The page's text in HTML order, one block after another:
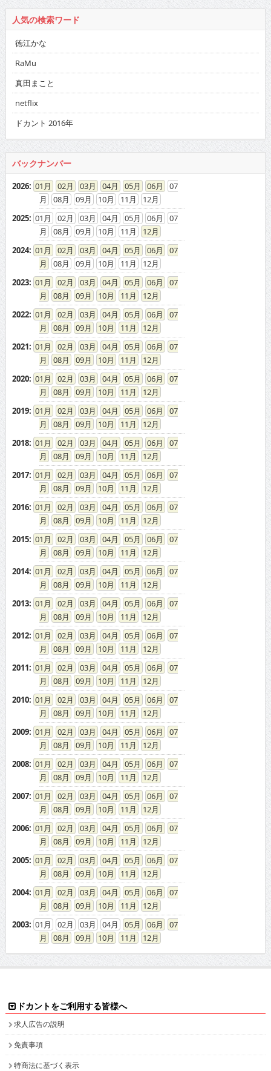
人気の検索ワード
徳江かな
RaMu
真田まこと
netflix
ドカント 2016年
バックナンバー
2026: 01 02 03 04 05 06
07
08
09 10 11
12
2025: 01 02 03 04 05 06
07
08
09 10 11
12
2024: 01 02 03 04 05 06
07
08
09 10 11
12
2023: 01 02 03 04 05 06
07
08
09 10 11
12
2022: 01 02 03 04 05 06
07
08
09 10 11
12
2021: 01 02 03 04 05 06
07
08
09 10 11
12
2020: 01 02 03 04 05 06
07
08
09 10 11
12
2019: 01 02 03 04 05 06
07
08
09 10 11
12
2018: 01 02 03 04 05 06
07
08
09 10 11
12
2017: 01 02 03 04 05 06
07
08
09 10 11
12
2016: 01 02 03 04 05 06
07
08
09 10 11
12
2015: 01 02 03 04 05 06
07
08
09 10 11
12
2014: 01 02 03 04 05 06
07
08
09 10 11
12
2013: 01 02 03 04 05 06
07
08
09 10 11
12
2012: 01 02 03 04 05 06
07
08
09 10 11
12
2011: 01 02 03 04 05 06
07
08
09 10 11
12
2010: 01 02 03 04 05 06
07
08
09 10 11
12
2009: 01 02 03 04 05 06
07
08
09 10 11
12
2008: 01 02 03 04 05 06
07
08
09 10 11
12
2007: 01 02 03 04 05 06
07
08
09 10 11
12
2006: 01 02 03 04 05 06
07
08
09 10 11
12
2005: 01 02 03 04 05 06
07
08
09 10 11
12
2004: 01 02 03 04 05 06
07
08
09 10 11
12
2003: 01 02 03 04 05 06
07
08
09 10 11 12
ドカントをご利用する皆様へ
求人広告の説明
免責事項
特商法に基づく表示